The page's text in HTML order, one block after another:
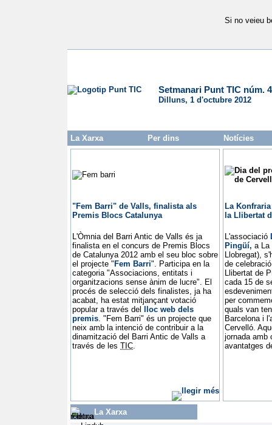
Si no veieu
Setmanari Punt TIC núm.
Dilluns, 1 d'octubre 2012
La Xarxa Per dins Notícies
"Fem Barri" de Valls, finalista als
Premis Blocs Catalunya
L'Òmnia del Barri Antic de Valls és ja
finalista en el concurs de Premis Blocs
de Catalunya 2012 amb el seu bloc sobre
el projecte " Fem Barri". Participa en la
categoria "Associacions, entitats i
organitzacions sense ànim de lucre". El
procés de selecció dels finalistes, ja ha
acabat, ha estat mitjançant votació
popular a través del
lloc web dels
premis. "Fem Barri" és un projecte que
neix amb la intenció de contribuir a la
dinamització del Barri Antic de Valls a
través de les TIC.
La
la Llibertat
L'associació
Pingüí, a La
Llobregat),
de
Llibertat de
cada 15 de
per
quals van
Barcelona i
Cervelló.
jornada amb
avantatges
La Xarxa